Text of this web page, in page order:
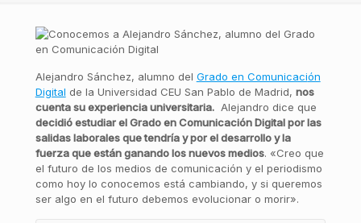
Alejandro Sánchez, alumno del Grado en Comunicación
Digital de la Universidad CEU San Pablo de Madrid, nos
cuenta su experiencia universitaria.Alejandro dice que
decidió estudiar el Grado en Comunicación Digital por las
salidas laborales que tendría y por el desarrollo y la
fuerza que están ganando los nuevos medios. «Creo que
el futuro de los medios de comunicación y el periodismo
como hoy lo conocemos está cambiando, y si queremos
ser algo en el futuro debemos evolucionar o morir».